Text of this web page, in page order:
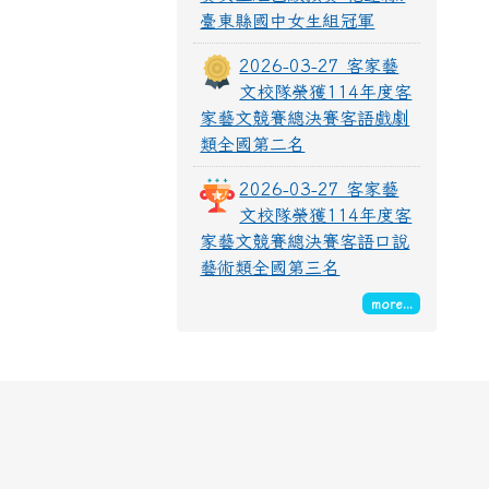
臺東縣國中女生組冠軍
2026-03-27 客家藝
文校隊榮獲114年度客
家藝文競賽總決賽客語戲劇
類全國第二名
2026-03-27 客家藝
文校隊榮獲114年度客
家藝文競賽總決賽客語口說
藝術類全國第三名
more...